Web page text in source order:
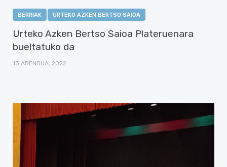
BERRIAK URTEKO AZKEN BERTSO SAIOA
Urteko Azken Bertso Saioa Plateruenara
bueltatuko da
13 ABENDUA, 2022